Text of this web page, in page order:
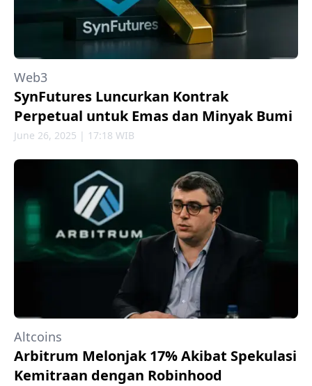
Web3
SynFutures Luncurkan Kontrak
Perpetual untuk Emas dan Minyak Bumi
June 26, 2025 | 17:18 WIB
Altcoins
Arbitrum Melonjak 17% Akibat Spekulasi
Kemitraan dengan Robinhood